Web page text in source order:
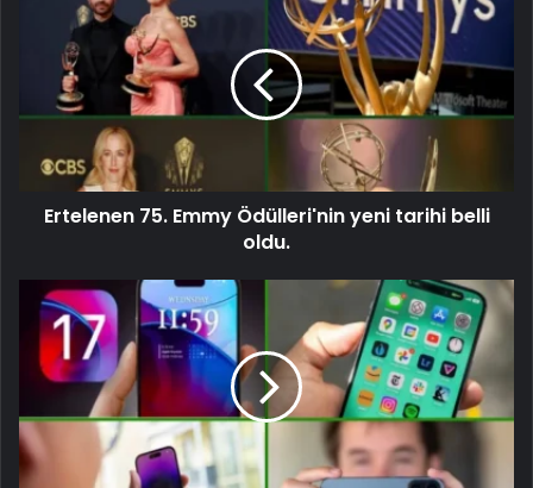
Ertelenen 75. Emmy Ödülleri'nin yeni tarihi belli
oldu.